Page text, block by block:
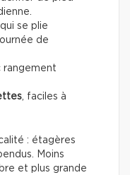
qui se plie
de
rangement
, faciles à
: étagères
Moins
et plus grande